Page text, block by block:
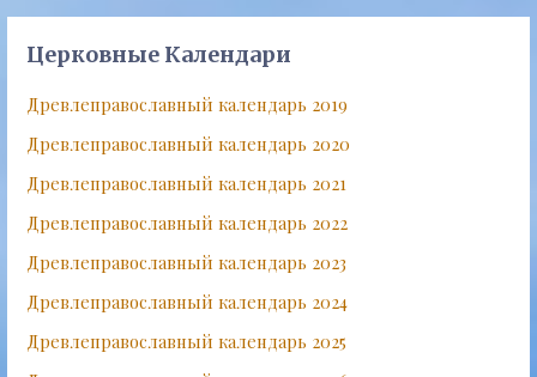
Церковные Календари
Древлеправославный календарь 2019
Древлеправославный календарь 2020
Древлеправославный календарь 2021
Древлеправославный календарь 2022
Древлеправославный календарь 2023
Древлеправославный календарь 2024
Древлеправославный календарь 2025